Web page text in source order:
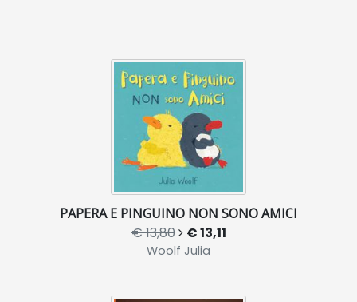
PAPERA E PINGUINO NON SONO AMICI
€ 13,80 € 13,11
Woolf Julia